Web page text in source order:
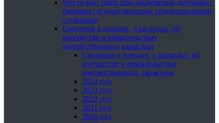
Что нужно знать при заключении договора с
бывшим государственным, муниципальным
служащим
Сведения о доходах, о расходах, об
имуществе и обязательствах
имущественного характера
Сведения о доходах, о расходах, об
имуществе и обязательствах
имущественного характера
2024 год
2023 год
2022 год
2021 год
2020 год